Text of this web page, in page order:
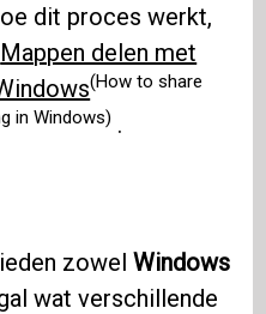
dit proces werkt,
Mappen delen met
(How to share
in Windows) .
zowelWindows
wat verschillende